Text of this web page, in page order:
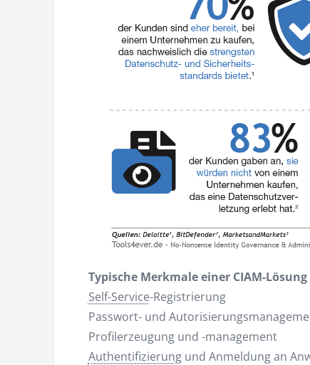
Typische Merkmale einer CIAM-
Self-Service-Registrierung
Passwort- und
Profilerzeugung und -management
Authentifizierungund Anmeldung an